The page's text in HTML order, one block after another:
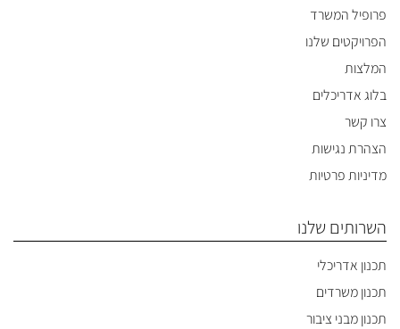
פרופיל המשרד
הפרויקטים שלנו
המלצות
בלוג אדריכלים
צרו קשר
הצהרת נגישות
מדיניות פרטיות
השרותים שלנו
תכנון אדריכלי
תכנון משרדים
תכנון מבני ציבור